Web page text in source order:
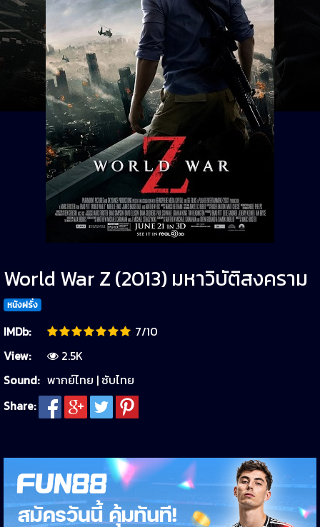
World War Z (2013) มหาวิบัติสงคราม
หนังฝรั่ง
IMDb:
7/10
View:
2.5K
Sound: พากย์ไทย | ซับไทย
Share: